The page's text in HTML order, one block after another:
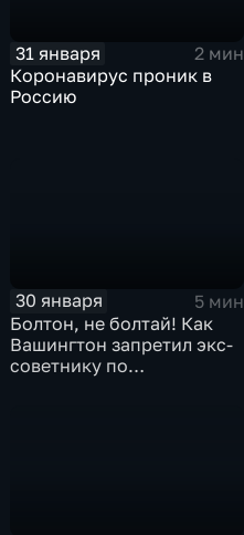
31 января
2 мин
Коронавирус проник в
Россию
30 января
5 мин
Болтон, не болтай! Как
Вашингтон запретил экс-
советнику по